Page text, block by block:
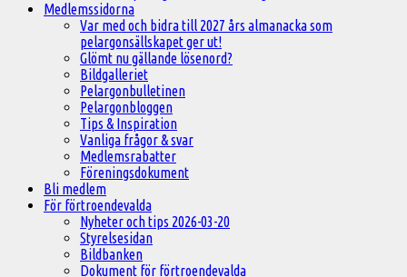
Medlemssidorna
Var med och bidra till 2027 års almanacka som
pelargonsällskapet ger ut!
Glömt nu gällande lösenord?
Bildgalleriet
Pelargonbulletinen
Pelargonbloggen
Tips & Inspiration
Vanliga frågor & svar
Medlemsrabatter
Föreningsdokument
Bli medlem
För förtroendevalda
Nyheter och tips 2026-03-20
Styrelsesidan
Bildbanken
Dokument för förtroendevalda